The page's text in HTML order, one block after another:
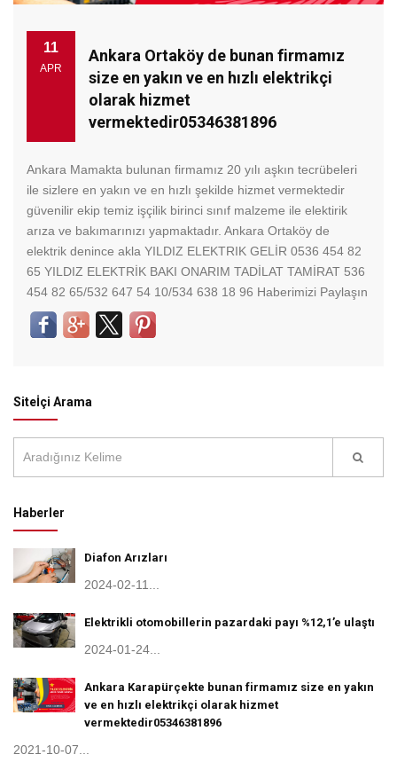
11
APR
Ankara Ortaköy de bunan firmamız
size en yakın ve en hızlı elektrikçi
olarak hizmet
vermektedir05346381896
Ankara Mamakta bulunan firmamız 20 yılı aşkın tecrübeleri
ile sizlere en yakın ve en hızlı şekilde hizmet vermektedir
güvenilir ekip temiz işçilik birinci sınıf malzeme ile elektirik
arıza ve bakımarınızı yapmaktadır. Ankara Ortaköy de
elektrik denince akla YILDIZ ELEKTRIK GELİR 0536 454 82
65 YILDIZ ELEKTRİK BAKI ONARIM TADİLAT TAMİRAT 536
454 82 65/532 647 54 10/534 638 18 96 Haberimizi Paylaşın
Siteİçi Arama
Haberler
Diafon Arızları
2024-02-11...
Elektrikli otomobillerin pazardaki payı %12,1’e ulaştı
2024-01-24...
Ankara Karapürçekte bunan firmamız size en yakın
ve en hızlı elektrikçi olarak hizmet
vermektedir05346381896
2021-10-07...